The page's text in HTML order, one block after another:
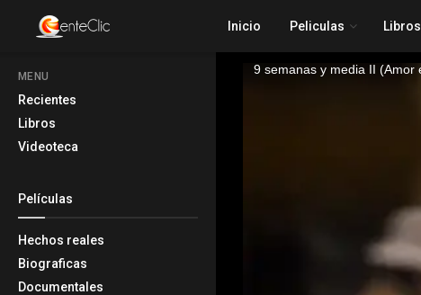
MENU
Recientes
Libros
Videoteca
Películas
Hechos reales
Biograficas
Documentales
Inicio Peliculas Libros